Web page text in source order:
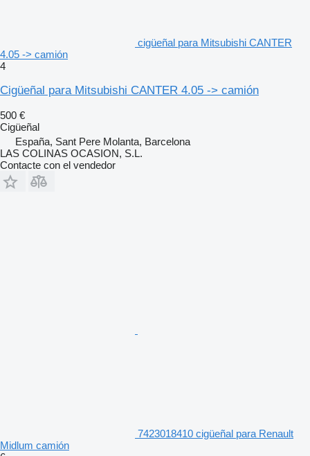
cigüeñal para Mitsubishi CANTER
4.05 -> camión
4
Cigüeñal para Mitsubishi CANTER 4.05 -> camión
500 €
Cigüeñal
España, Sant Pere Molanta, Barcelona
LAS COLINAS OCASION, S.L.
Contacte con el vendedor
7423018410 cigüeñal para Renault
Midlum camión